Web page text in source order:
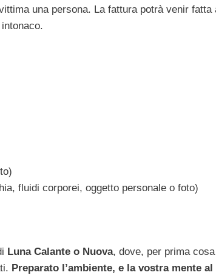
una persona. La fattura potrà venir fatta
fluidi corporei, oggetto personale o foto)
Luna Calante o Nuova, dove, per prima
Preparato l’ambiente, e la vostra mente